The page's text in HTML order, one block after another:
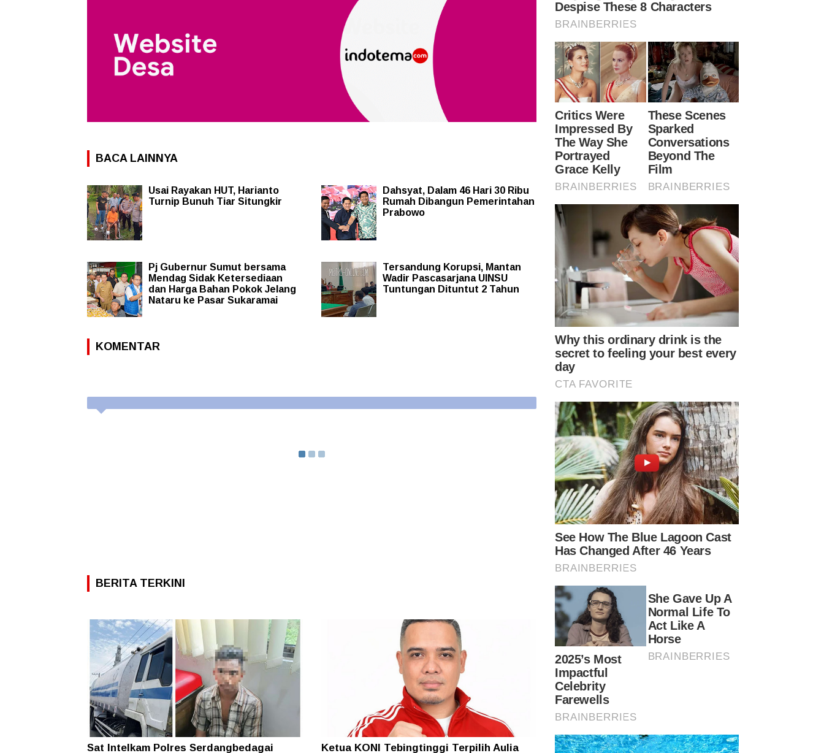
BACA LAINNYA
Usai Rayakan HUT, Harianto
Turnip Bunuh Tiar Situngkir
Dahsyat, Dalam 46 Hari 30 Ribu
Rumah Dibangun Pemerintahan
Prabowo
Pj Gubernur Sumut bersama
Mendag Sidak Ketersediaan
dan Harga Bahan Pokok Jelang
Nataru ke Pasar Sukaramai
Tersandung Korupsi, Mantan
Wadir Pascasarjana UINSU
Tuntungan Dituntut 2 Tahun
KOMENTAR
BERITA TERKINI
Sat Intelkam Polres Serdangbedagai Ketua KONI Tebingtinggi Terpilih Aulia